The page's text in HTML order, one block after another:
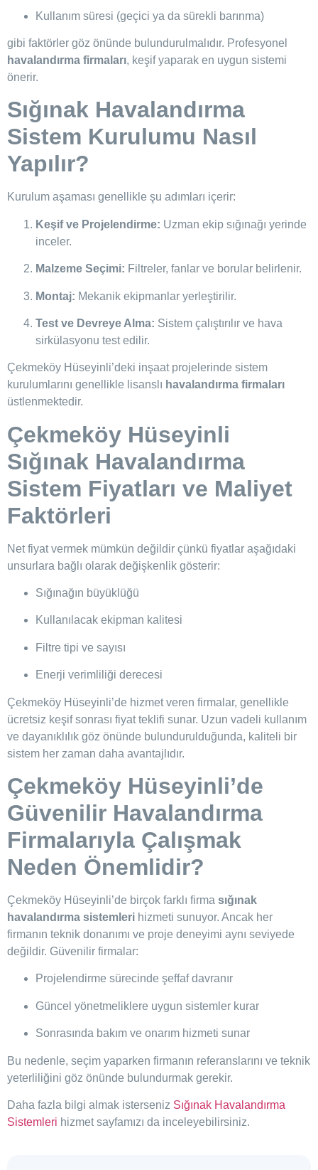
Kullanım süresi (geçici ya da sürekli barınma)
gibi faktörler göz önünde bulundurulmalıdır. Profesyonel
havalandırma firmaları, keşif yaparak en uygun sistemi
önerir.
Sığınak Havalandırma
Sistem Kurulumu Nasıl
Yapılır?
Kurulum aşaması genellikle şu adımları içerir:
Keşif ve Projelendirme: Uzman ekip sığınağı yerinde
inceler.
Malzeme Seçimi: Filtreler, fanlar ve borular belirlenir.
Montaj: Mekanik ekipmanlar yerleştirilir.
Test ve Devreye Alma: Sistem çalıştırılır ve hava
sirkülasyonu test edilir.
Çekmeköy Hüseyinli’deki inşaat projelerinde sistem
kurulumlarını genellikle lisanslı havalandırma firmaları
üstlenmektedir.
Çekmeköy Hüseyinli
Sığınak Havalandırma
Sistem Fiyatları ve Maliyet
Faktörleri
Net fiyat vermek mümkün değildir çünkü fiyatlar aşağıdaki
unsurlara bağlı olarak değişkenlik gösterir:
Sığınağın büyüklüğü
Kullanılacak ekipman kalitesi
Filtre tipi ve sayısı
Enerji verimliliği derecesi
Çekmeköy Hüseyinli’de hizmet veren firmalar, genellikle
ücretsiz keşif sonrası fiyat teklifi sunar. Uzun vadeli kullanım
ve dayanıklılık göz önünde bulundurulduğunda, kaliteli bir
sistem her zaman daha avantajlıdır.
Çekmeköy Hüseyinli’de
Güvenilir Havalandırma
Firmalarıyla Çalışmak
Neden Önemlidir?
Çekmeköy Hüseyinli’de birçok farklı firma sığınak
havalandırma sistemleri hizmeti sunuyor. Ancak her
firmanın teknik donanımı ve proje deneyimi aynı seviyede
değildir. Güvenilir firmalar:
Projelendirme sürecinde şeffaf davranır
Güncel yönetmeliklere uygun sistemler kurar
Sonrasında bakım ve onarım hizmeti sunar
Bu nedenle, seçim yaparken firmanın referanslarını ve teknik
yeterliliğini göz önünde bulundurmak gerekir.
Daha fazla bilgi almak isterseniz Sığınak Havalandırma
Sistemleri hizmet sayfamızı da inceleyebilirsiniz.